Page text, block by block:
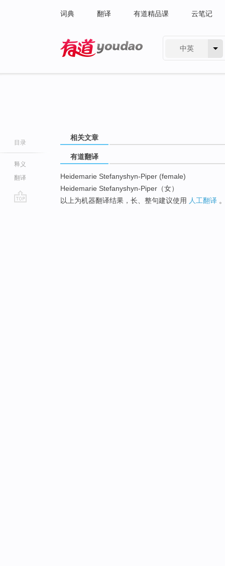
词典 翻译 有道精品课 云笔记
中英
目录
释义
翻译
相关文章
有道翻译
Heidemarie Stefanyshyn-Piper (female)
Heidemarie Stefanyshyn-Piper（女）
以上为机器翻译结果，长、整句建议使用 人工翻译